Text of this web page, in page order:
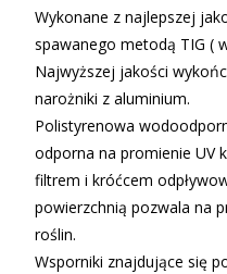
Wykonane z najlepszej
spawanego metodą TIG (
Najwyższej jakości
narożniki z aluminium.
Polistyrenowa
odporna na promienie UV
filtrem i króćcem
powierzchnią pozwala na
roślin.
Wsporniki znajdujące się